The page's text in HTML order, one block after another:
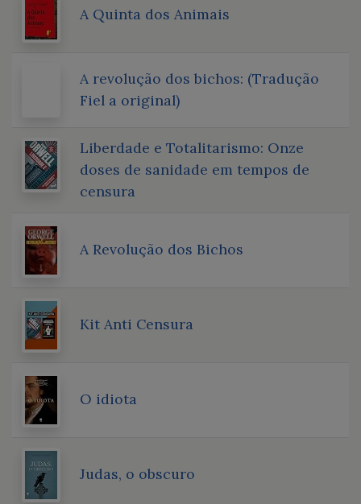
A Quinta dos Animais
A revolução dos bichos: (Tradução
Fiel a original)
Liberdade e Totalitarismo: Onze
doses de sanidade em tempos de
censura
A Revolução dos Bichos
Kit Anti Censura
O idiota
Judas, o obscuro